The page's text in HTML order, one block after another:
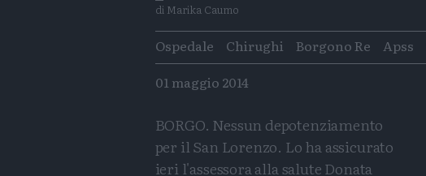
di Marika Caumo
Tags
Ospedale Chirughi Borgono Re Apss
01 maggio 2014
BORGO. Nessun depotenziamento
per il San Lorenzo. Lo ha assicurato
ieri l'assessora alla salute Donata